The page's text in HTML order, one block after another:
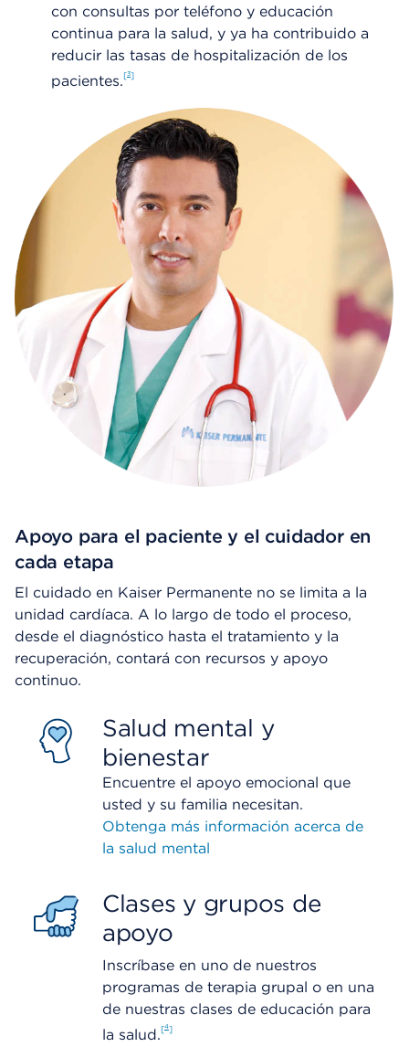
con consultas por teléfono y educación
continua para la salud, y ya ha contribuido a
reducir las tasas de hospitalización de los
pacientes. 3
Apoyo para el paciente y el cuidador en
cada etapa
El cuidado en Kaiser Permanente no se limita a la
unidad cardíaca. A lo largo de todo el proceso,
desde el diagnóstico hasta el tratamiento y la
recuperación, contará con recursos y apoyo
continuo.
Salud mental y
bienestar
Encuentre el apoyo emocional que
usted y su familia necesitan.
Obtenga más información acerca de
la salud mental
Clases y grupos de
apoyo
Inscríbase en uno de nuestros
programas de terapia grupal o en una
de nuestras clases de educación para
la salud. 4